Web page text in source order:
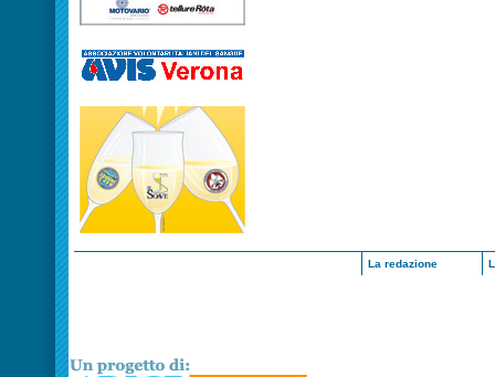
La redazione